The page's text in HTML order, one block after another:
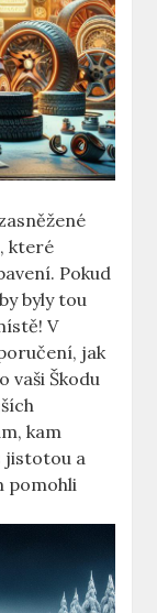
které
Pokud
byly tou
V
jak
vaši Škodu
kam
jistotou a
pomohli